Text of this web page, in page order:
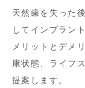
天然歯を失った
してインプラン
メリットとデメ
康状態、ライフ
提案します。